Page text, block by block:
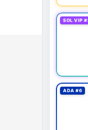
SOL VIP
ADA #6